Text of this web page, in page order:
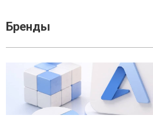
Бренды